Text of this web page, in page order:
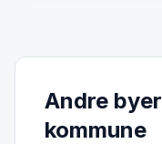
Andre
kommune